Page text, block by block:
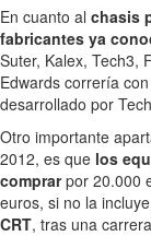
En cuanto al chasis
fabricantes ya
Suter, Kalex, Tech3,
Edwards correría
desarrollado por
Otro importante
2012, es que los
comprarpor 20.000
euros, si no la
CRT, tras una